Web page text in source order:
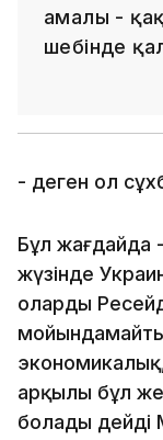
амалы -
шебінде
- деген ол
Бұл жағдайда
жүзінде
оларды
арқылы бұл
болады дейді